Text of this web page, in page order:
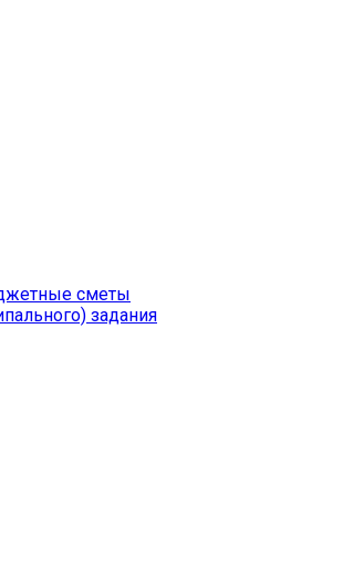
сметы
задания